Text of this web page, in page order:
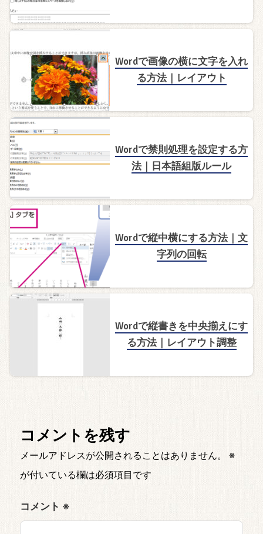
Wordで画像の横に文字を入れ
る方法｜レイアウト
Wordで禁則処理を設定する方
法｜日本語組版ルール
Wordで縦中横にする方法｜文
字列の回転
Wordで縦書きを中央揃えにす
る方法｜レイアウト調整
コメントを残す
メールアドレスが公開されることはありません。
※
が付いている欄は必須項目です
コメント ※